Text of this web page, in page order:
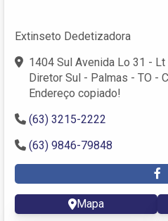
Extinseto Dedetizadora
1404 Sul Avenida Lo 31 -
Diretor Sul - Palmas - TO -
Endereço copiado!
(63) 3215-2222
(63) 9846-79848
Mapa